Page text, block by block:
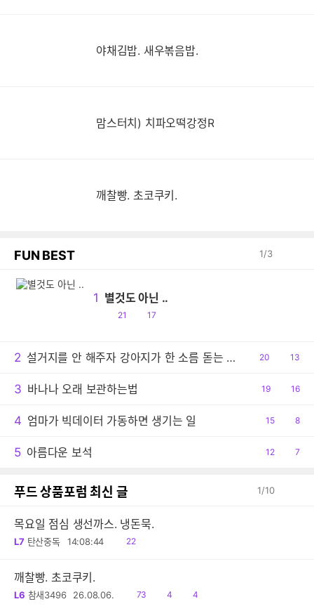
야채김밥. 새우볶음밥.
맘스터치) 치파오떡강정R
깨찰빵. 초코쿠키.
FUN BEST 1/3
1 별것도 아닌 ..
공
21
댓
17
2 설거지를 안 해주자 강아지가 한 소름 돋는 행동
공
20
댓
13
3 바나나 오래 보관하는법
공
19
댓
16
4 엄마가 빅데이터 가동하면 생기는 일
공
15
댓
8
5 아름다운 보석
공
12
댓
7
푸드 상품포럼 최신 글 1/10
목요일 점심 생선까스. 냉돈묵.
L7 탄산중독 14:08:44
읽
22
깨찰빵. 초코쿠키.
L6 참새3496 26.08.06.
읽
73
공
4
댓
4